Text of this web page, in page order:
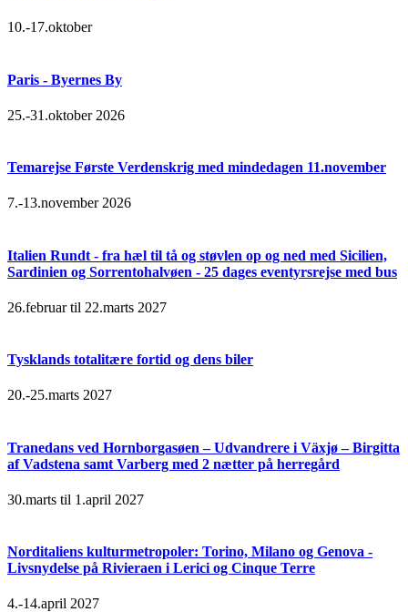
10.-17.oktober
Paris - Byernes By
25.-31.oktober 2026
Temarejse Første Verdenskrig med mindedagen 11.november
7.-13.november 2026
Italien Rundt - fra hæl til tå og støvlen op og ned med Sicilien,
Sardinien og Sorrentohalvøen - 25 dages eventyrsrejse med bus
26.februar til 22.marts 2027
Tysklands totalitære fortid og dens biler
20.-25.marts 2027
Tranedans ved Hornborgasøen – Udvandrere i Växjø – Birgitta
af Vadstena samt Varberg med 2 nætter på herregård
30.marts til 1.april 2027
Norditaliens kulturmetropoler: Torino, Milano og Genova -
Livsnydelse på Rivieraen i Lerici og Cinque Terre
4.-14.april 2027